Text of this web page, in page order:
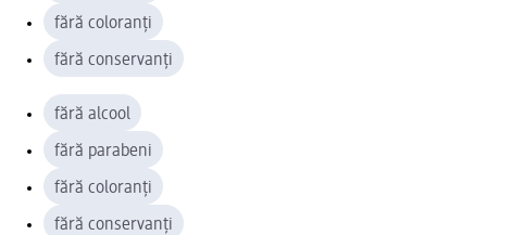
fără coloranți
fără conservanți
fără alcool
fără parabeni
fără coloranți
fără conservanți